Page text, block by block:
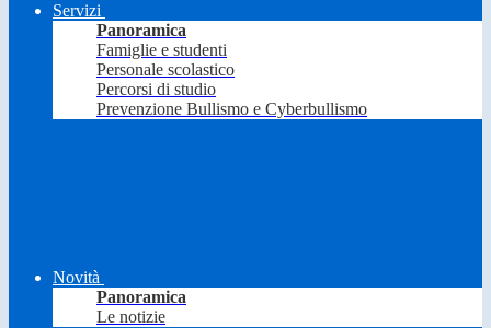
Servizi
Panoramica
Famiglie e studenti
Personale scolastico
Percorsi di studio
Prevenzione Bullismo e Cyberbullismo
Novità
Panoramica
Le notizie